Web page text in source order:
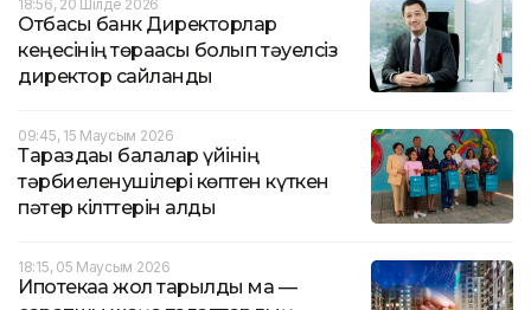
18:56, 20 Шілде 2026
Отбасы банк Директорлар
кеңесінің төрағасы болып тәуелсіз
директор сайланды
09:45, 15 Маусым 2026
Тараздағы балалар үйінің
тәрбиеленушілері көптен күткен
пәтер кілттерін алды
18:15, 05 Маусым 2026
Ипотекаға жол тарылды ма —